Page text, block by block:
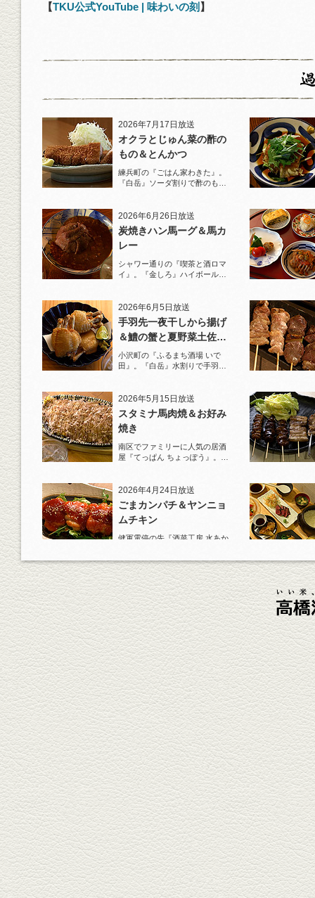
【TKU公式YouTube | 味わいの刻 】
2026年7月17日放送
オクラとじゅん菜の酢の
もの＆とんかつ
練兵町の『ごはん家わきた』。
『白岳』ソーダ割りで酢のもの
2026年6月26日放送
炭焼きハン馬ーグ＆馬カ
レー
シャワー通りの『喫茶と酒ロマ
イ』。『金しろ』ハイボールで
2026年6月5日放送
手羽先一夜干しから揚げ
＆鱧の蟹と夏野菜土佐酢
ジュレがけ
小沢町の『ふるまち酒場 いで
田』。『白岳』水割りで手羽先
2026年5月15日放送
スタミナ馬肉焼＆お好み
焼き
南区でファミリーに人気の居酒
屋『てっぱん ちょっぽう』。王
2026年4月24日放送
ごまカンパチ＆ヤンニョ
ムチキン
健軍電停の先『酒菜工房 水あか
杯！まずは『ごまカンパチ』を
肴に。
2026年4月3日放送
元祖 鶏焼売＆牛テールの
土鍋めし
健軍電停そば『湯気立つ料理』
が名物の『yuge(ゆげ)』へ。
『白岳』を使った『旨み緑茶
割』で乾杯！
2026年3月13日放送
焼鳥おまかせ８本
健軍自衛隊通り『焼鳥 菖蒲谷』
で最高級の焼鳥を味わう。『銀
しろ...
2026年2月20日放送
1000円で飲めますｾｯﾄ＆
至福のﾊﾑｶﾂ など
東区の健軍電停のそば『居酒屋
食堂いしばしさん家』は、賑や
かでお...
2026年1月30日放送
焼き餃子＆海老チリ
栄通りの路地奥、隠れ家的な店